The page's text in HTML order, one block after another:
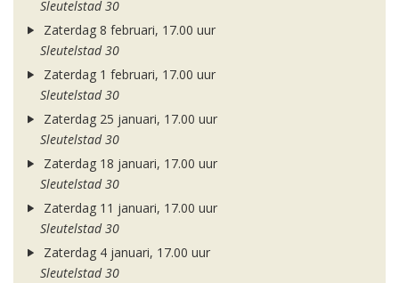
Sleutelstad 30
Zaterdag 8 februari, 17.00 uur
Sleutelstad 30
Zaterdag 1 februari, 17.00 uur
Sleutelstad 30
Zaterdag 25 januari, 17.00 uur
Sleutelstad 30
Zaterdag 18 januari, 17.00 uur
Sleutelstad 30
Zaterdag 11 januari, 17.00 uur
Sleutelstad 30
Zaterdag 4 januari, 17.00 uur
Sleutelstad 30